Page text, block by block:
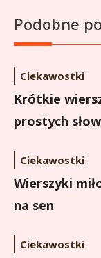
Podobne
Ciekawostki
Krótkie
prostych
Ciekawostki
Wierszyki
na sen
Ciekawostki